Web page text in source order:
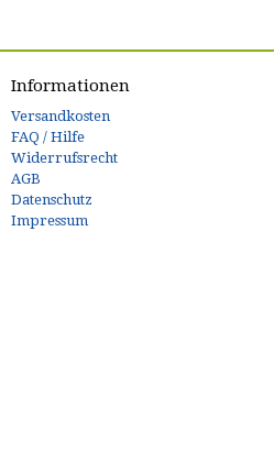
Informationen
Versandkosten
FAQ / Hilfe
Widerrufsrecht
AGB
Datenschutz
Impressum